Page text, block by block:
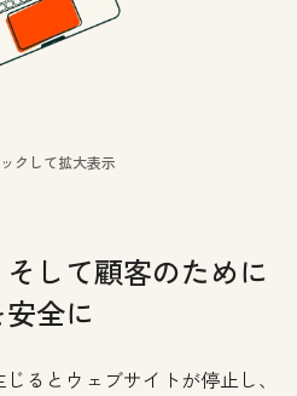
クして拡大表示
して顧客のために
全に
るとウェブサイトが停止し、